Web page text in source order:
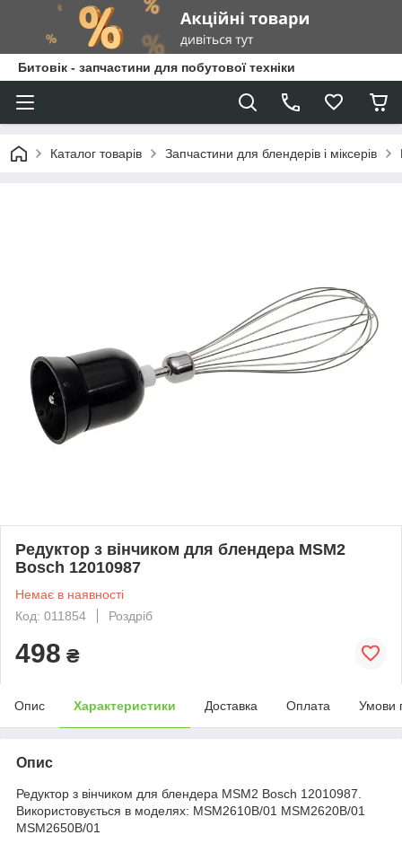
Битовік - запчастини для побутової техніки
Каталог товарів Запчастини для блендерів і міксерів
Редуктор з вінчиком для блендера MSM2
Bosch 12010987
Немає в наявності
Код: 011854
Роздріб
498 ₴
Опис Характеристики Доставка Оплата Умови
Опис
Редуктор з вінчиком для блендера MSM2 Bosch 12010987.
Використовується в моделях: MSM2610B/01 MSM2620B/01
MSM2650B/01